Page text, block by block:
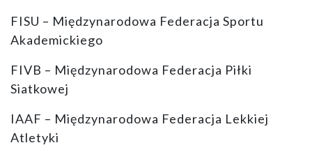
FISU – Międzynarodowa Federacja Sportu
Akademickiego
FIVB – Międzynarodowa Federacja Piłki
Siatkowej
IAAF – Międzynarodowa Federacja Lekkiej
Atletyki